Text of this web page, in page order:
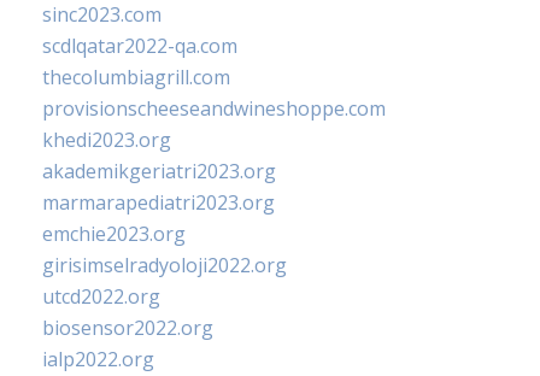
sinc2023.com
scdlqatar2022-qa.com
thecolumbiagrill.com
provisionscheeseandwineshoppe.com
khedi2023.org
akademikgeriatri2023.org
marmarapediatri2023.org
emchie2023.org
girisimselradyoloji2022.org
utcd2022.org
biosensor2022.org
ialp2022.org